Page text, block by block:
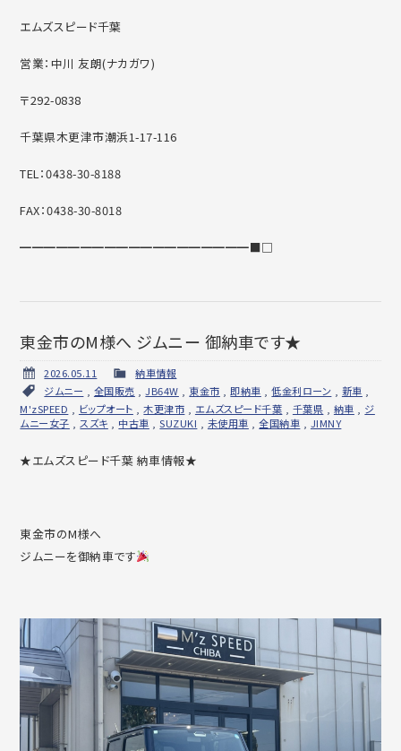
エムズスピード千葉
営業：中川 友朗(ナカガワ)
〒292-0838
千葉県木更津市潮浜1-17-116
TEL：0438-30-8188
FAX：0438-30-8018
━━━━━━━━━━━━━━━━━━━■□
東金市のM様へ ジムニー 御納車です★
2026.05.11
納車情報
ジムニー
全国販売 ,JB64W 東金市 即納車 ,低金利ローン 新車
M'zSPEED
ビップオート ,木更津市 エムズスピード千葉 千葉県 納車
ジ
ムニー女子
スズキ 中古車 ,SUZUKI 未使用車 ,全国納車 JIMNY
★エムズスピード千葉 納車情報★
東金市のM様へ
ジムニーを御納車です